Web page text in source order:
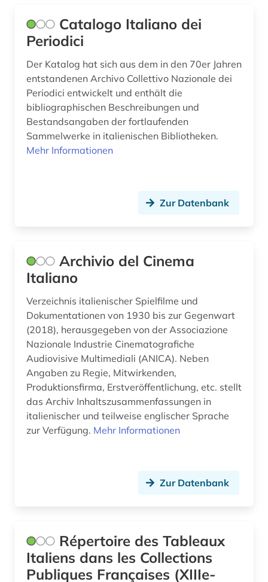
usa (1)
verbundkatalog (2)
verlag (1)
verzeichnis (4)
vokalmusik (1)
zeichnung (1)
zeitung (9)
ästhetik (1)
österreich (2)
Catalogo Italiano dei
Periodici
Der Katalog hat sich aus dem in den 70er Jahren
entstandenen Archivo Collettivo Nazionale dei
Periodici entwickelt und enthält die
bibliographischen Beschreibungen und
Bestandsangaben der fortlaufenden
Sammelwerke in italienischen Bibliotheken.
Mehr Informationen
Zur Datenbank
Archivio del Cinema
Italiano
Verzeichnis italienischer Spielfilme und
Dokumentationen von 1930 bis zur Gegenwart
(2018), herausgegeben von der Associazione
Nazionale Industrie Cinematografiche
Audiovisive Multimediali (ANICA). Neben
Angaben zu Regie, Mitwirkenden,
Produktionsfirma, Erstveröffentlichung, etc. stellt
das Archiv Inhaltszusammenfassungen in
italienischer und teilweise englischer Sprache
zur Verfügung. Mehr Informationen
Zur Datenbank
Répertoire des Tableaux
Italiens dans les Collections
Publiques Françaises (XIIIe-